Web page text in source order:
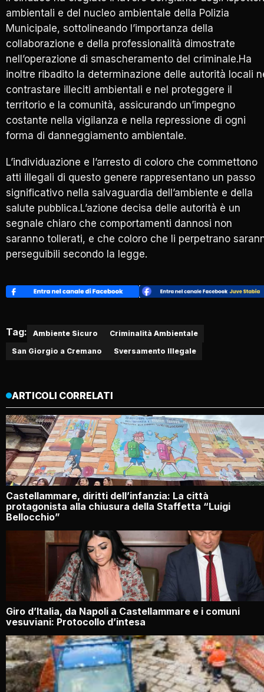
ambientali e del nucleo ambientale della Polizia
Municipale, sottolineando l’importanza della
collaborazione e della professionalità dimostrate
nell’operazione di smascheramento del criminale.Ha
inoltre ribadito la determinazione delle autorità locali
contrastare illeciti ambientali e nel proteggere il
territorio e la comunità, assicurando un’impegno
costante nella vigilanza e nella repressione di ogni
forma di danneggiamento ambientale.
L’individuazione e l’arresto di coloro che commettono
atti illegali di questo genere rappresentano un passo
significativo nella salvaguardia dell’ambiente e della
salute pubblica.L’azione decisa delle autorità è un
segnale chiaro che comportamenti dannosi non
saranno tollerati, e che coloro che li perpetrano
perseguibili secondo la legge.
Tag: Ambiente Sicuro
Criminalità Ambientale
San Giorgio a Cremano
Sversamento Illegale
ARTICOLI CORRELATI
Castellammare, diritti dell’infanzia: La città
protagonista alla chiusura della Staffetta “Luigi
Bellocchio”
Giro d’Italia, da Napoli a Castellammare e i comuni
vesuviani: Protocollo d’intesa